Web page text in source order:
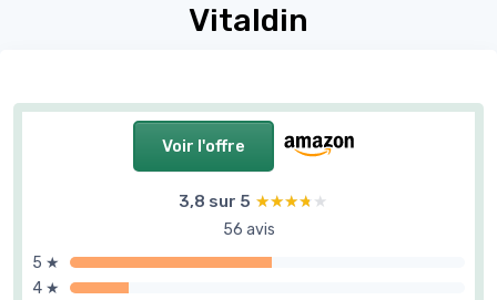
Vitaldin
Voir l'offre
3,8 sur 5 ★★★★★
★★★★★
56 avis
5 ★
4 ★